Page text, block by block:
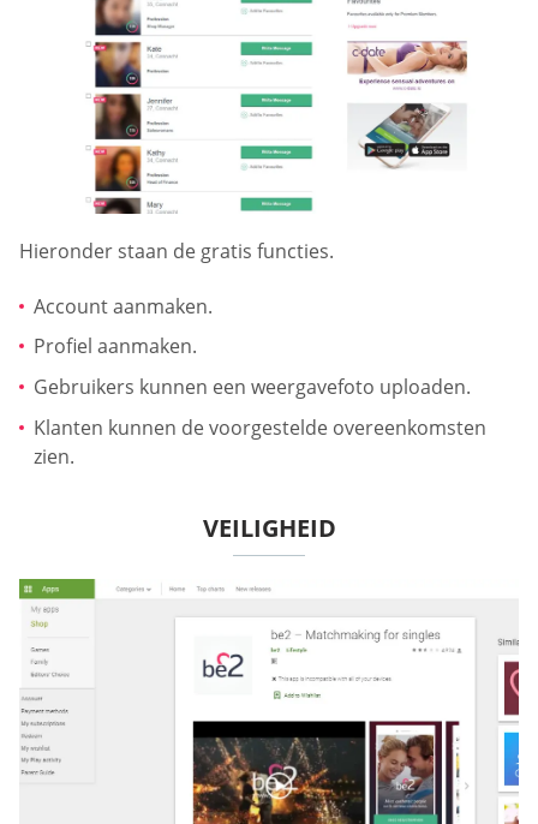
Hieronder staan de gratis functies.
Account aanmaken.
Profiel aanmaken.
Gebruikers kunnen een weergavefoto uploaden.
Klanten kunnen de voorgestelde overeenkomsten
zien.
VEILIGHEID